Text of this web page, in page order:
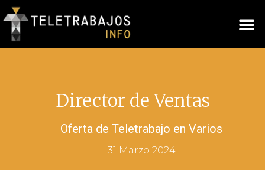
Director de Ventas
Oferta de Teletrabajo en Varios
31 Marzo 2024